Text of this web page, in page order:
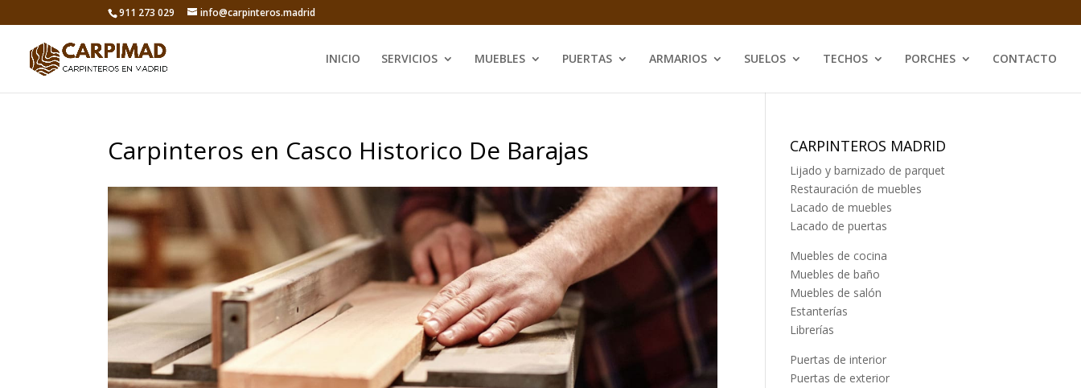
911 273 029 info@carpinteros.madrid
INICIO SERVICIOS MUEBLES PUERTAS ARMARIOS SUELOS TECHOS PORCHES CONTACTO
Carpinteros en Casco Historico De Barajas CARPINTEROS MADRID
Lijado y barnizado de parquet
Restauración de muebles
Lacado de muebles
Lacado de puertas
Muebles de cocina
Muebles de baño
Muebles de salón
Estanterías
Librerías
Puertas de interior
Puertas de exterior